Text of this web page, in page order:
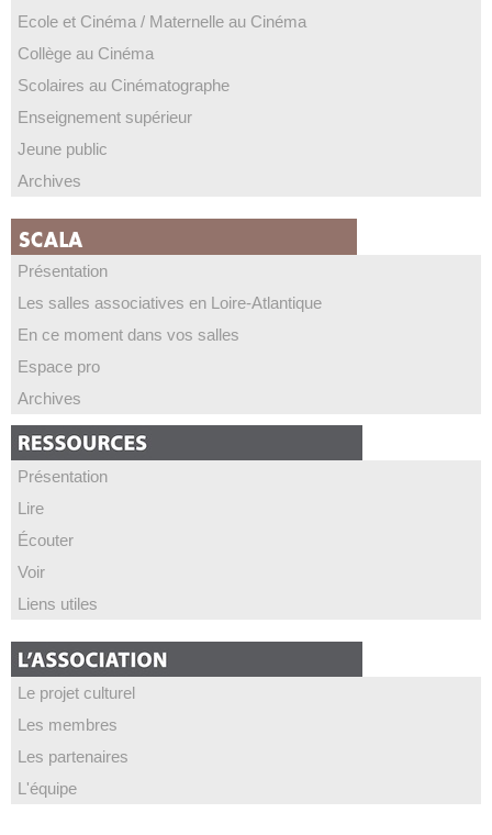
Ecole et Cinéma / Maternelle au Cinéma
Collège au Cinéma
Scolaires au Cinématographe
Enseignement supérieur
Jeune public
Archives
Présentation
Les salles associatives en Loire-Atlantique
En ce moment dans vos salles
Espace pro
Archives
Présentation
Lire
Écouter
Voir
Liens utiles
Le projet culturel
Les membres
Les partenaires
L'équipe